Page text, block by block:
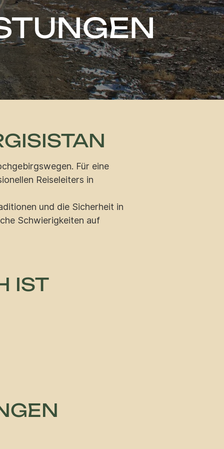
Für eine
Reiseleiters in
und die Sicherheit in
Schwierigkeiten auf
IST